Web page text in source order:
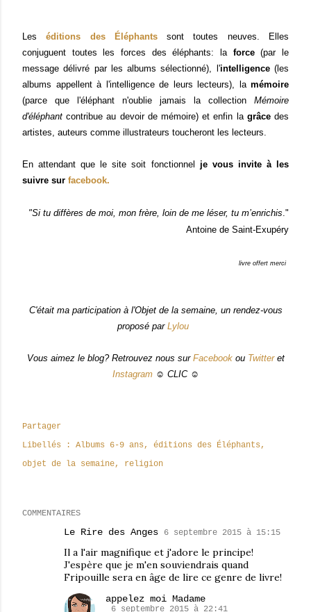
Leséditions des Éléphantssont toutes neuves. Elles
conjuguent toutes les forces des éléphants: la force(par le
message délivré par les albums sélectionné), l'intelligence(les
albums appellent à l'intelligence de leurs lecteurs), la mémoire
(parce que l'éléphant n'oublie jamais la collection Mémoire
d'éléphant contribue au devoir de mémoire) et enfin la grâcedes
artistes, auteurs comme illustrateurs toucheront les lecteurs.
En attendant que le site soit fonctionnel je vous invite à les
suivre sur facebook.
"Si tu diffères de moi, mon frère, loin de me léser, tu m’enrichis."
Antoine de Saint-Exupéry
livre offert merci
C'était ma participation à l'Objet de la semaine, un rendez-vous
proposé par Lylou
Vous aimez le blog? Retrouvez nous sur Facebookou Twitteret
Instagram☺ CLIC ☺
Partager
Libellés :
Albums 6-9 ans
éditions des Éléphants
objet de la semaine
religion
COMMENTAIRES
Le Rire des Anges 6 septembre 2015 à 15:15
Il a l'air magnifique et j'adore le principe!
J'espère que je m'en souviendrais quand
Fripouille sera en âge de lire ce genre de livre!
appelez moi Madame
6 septembre 2015 à 22:41